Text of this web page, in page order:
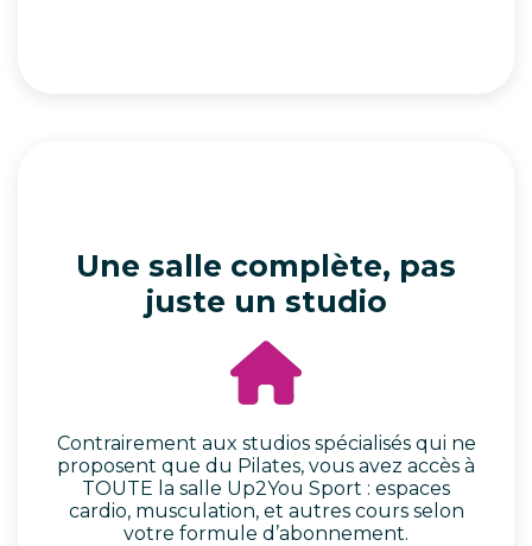
Une salle complète, pas
juste un studio
Contrairement aux studios spécialisés qui ne
proposent que du Pilates, vous avez accès à
TOUTE la salle Up2You Sport : espaces
cardio, musculation, et autres cours selon
votre formule d’abonnement.